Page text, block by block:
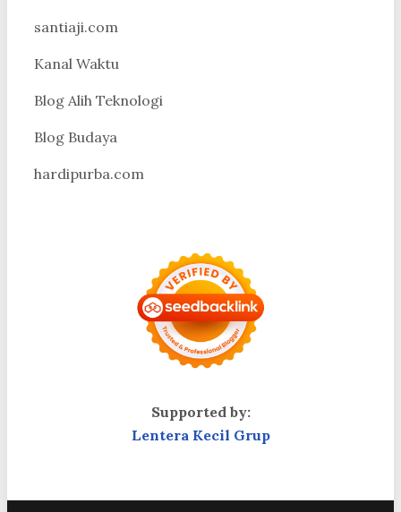
santiaji.com
Kanal Waktu
Blog Alih Teknologi
Blog Budaya
hardipurba.com
Supported by:
Lentera Kecil Grup